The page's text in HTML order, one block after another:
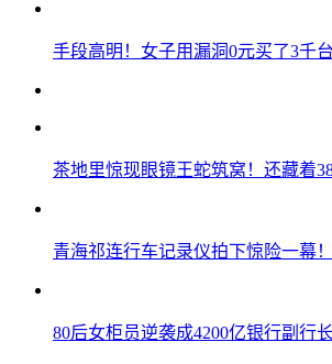
手段高明！女子用漏洞0元买了3千
茶地里惊现眼镜王蛇筑窝！还藏着
青海祁连行车记录仪拍下惊险一幕
80后女柜员逆袭成4200亿银行副行